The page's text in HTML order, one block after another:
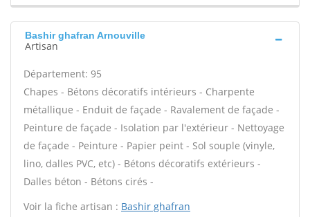
Bashir ghafran Arnouville
Artisan
Département: 95
Chapes - Bétons décoratifs intérieurs - Charpente
métallique - Enduit de façade - Ravalement de façade -
Peinture de façade - Isolation par l'extérieur - Nettoyage
de façade - Peinture - Papier peint - Sol souple (vinyle,
lino, dalles PVC, etc) - Bétons décoratifs extérieurs -
Dalles béton - Bétons cirés -
Voir la fiche artisan : Bashir ghafran